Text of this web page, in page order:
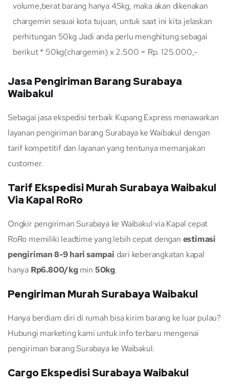
volume,berat barang hanya 45kg, maka akan dikenakan
chargemin sesuai kota tujuan, untuk saat ini kita jelaskan
perhitungan 50kg Jadi anda perlu menghitung sebagai
berikut * 50kg(chargemin) x 2.500 = Rp. 125.000,-
Jasa Pengiriman Barang Surabaya
Waibakul
Sebagai jasa ekspedisi terbaik Kupang Express menawarkan
layanan pengiriman barang Surabaya ke Waibakul dengan
tarif kompetitif dan layanan yang tentunya memanjakan
customer.
Tarif Ekspedisi Murah Surabaya Waibakul
Via Kapal RoRo
Ongkir pengiriman Surabaya ke Waibakul via Kapal cepat
RoRo memiliki leadtime yang lebih cepat dengan estimasi
pengiriman 8-9 hari sampai dari keberangkatan kapal
hanya Rp6.800/kgmin 50kg.
Pengiriman Murah Surabaya Waibakul
Hanya berdiam diri di rumah bisa kirim barang ke luar pulau?
Hubungi marketing kami untuk info terbaru mengenai
pengiriman barang Surabaya ke Waibakul.
Cargo Ekspedisi Surabaya Waibakul